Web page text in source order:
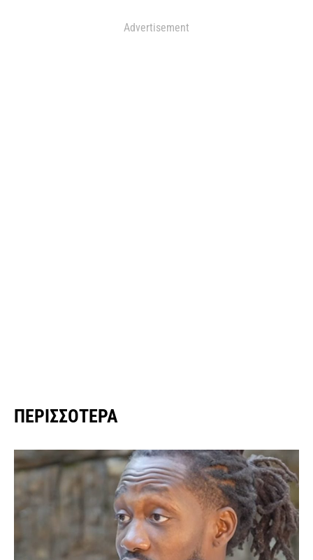
Advertisement
ΠΕΡΙΣΣΌΤΕΡΑ